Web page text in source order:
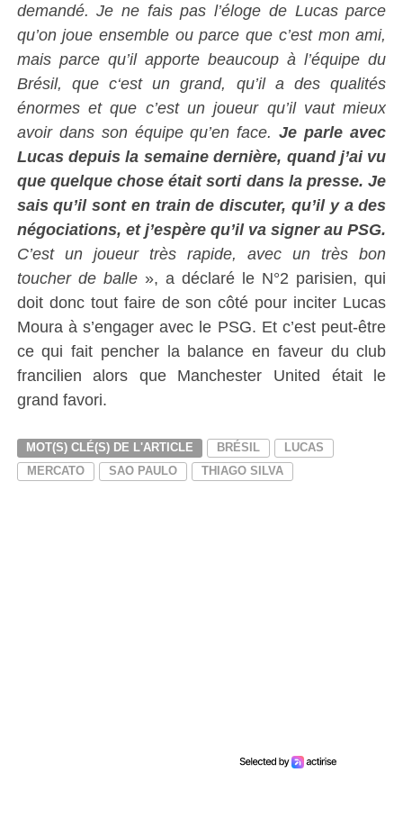
demandé. Je ne fais pas l’éloge de Lucas parce
qu’on joue ensemble ou parce que c’est mon ami,
mais parce qu’il apporte beaucoup à l’équipe du
Brésil, que c‘est un grand, qu’il a des qualités
énormes et que c’est un joueur qu’il vaut mieux
avoir dans son équipe qu’en face.Je parle avec
Lucas depuis la semaine dernière, quand j’ai vu
que quelque chose était sorti dans la presse. Je
sais qu’il sont en train de discuter, qu’il y a des
négociations, et j’espère qu’il va signer au PSG.
C’est un joueur très rapide, avec un très bon
toucher de balle», a déclaré le N°2 parisien, qui
doit donc tout faire de son côté pour inciter Lucas
Moura à s’engager avec le PSG. Et c’est peut-être
ce qui fait pencher la balance en faveur du club
francilien alors que Manchester United était le
grand favori.
MOT(S) CLÉ(S) DE L'ARTICLE BRÉSIL
LUCAS
MERCATO
SAO PAULO THIAGO SILVA